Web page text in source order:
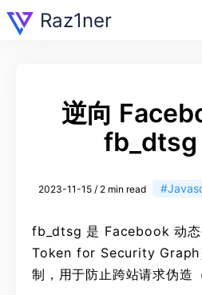
Raz1ner
逆向
fb_dtsg
2023-11-15 / 2 min read
fb_dtsg 是 Facebook 动
Token for Security Graph
制，用于防止跨站请求伪造